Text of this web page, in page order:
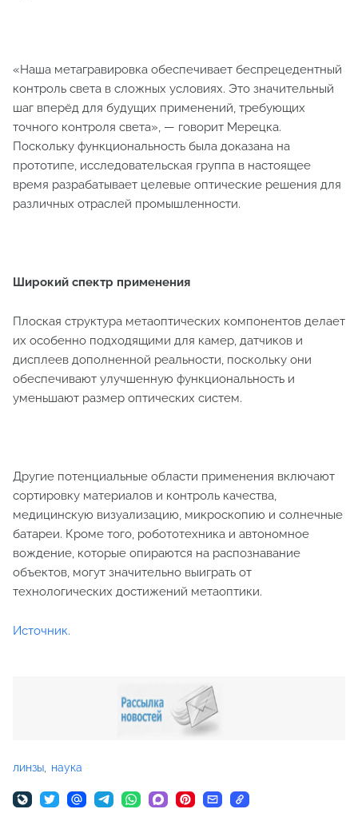
«Наша метагравировка обеспечивает беспрецедентный
контроль света в сложных условиях. Это значительный
шаг вперёд для будущих применений, требующих
точного контроля света», — говорит Мерецка.
Поскольку функциональность была доказана на
прототипе, исследовательская группа в настоящее
время разрабатывает целевые оптические решения для
различных отраслей промышленности.
Широкий спектр применения
Плоская структура метаоптических компонентов делает
их особенно подходящими для камер, датчиков и
дисплеев дополненной реальности, поскольку они
обеспечивают улучшенную функциональность и
уменьшают размер оптических систем.
Другие потенциальные области применения включают
сортировку материалов и контроль качества,
медицинскую визуализацию, микроскопию и солнечные
батареи. Кроме того, робототехника и автономное
вождение, которые опираются на распознавание
объектов, могут значительно выиграть от
технологических достижений метаоптики.
Источник.
линзы наука